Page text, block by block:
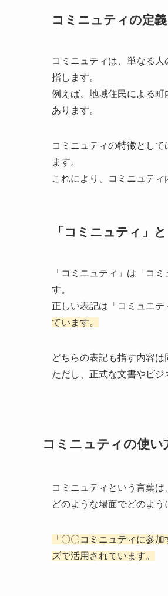
コミニュティの定
コミニュティは、単なる人
指します。
例えば、地域住民による
あります。
コミニュティの特徴とし
ます。
これにより、コミニュティ
「コミニュティ」
「コミニュティ」は「コ
す。
正しい表記は「コミュニテ
ています。
どちらの表記も指す内容
ただし、正式な文書やビジ
コミニュティの使い
コミニュティという言葉
どのような場面でどのよう
「〇〇コミニュティに参
ズで活用されています。